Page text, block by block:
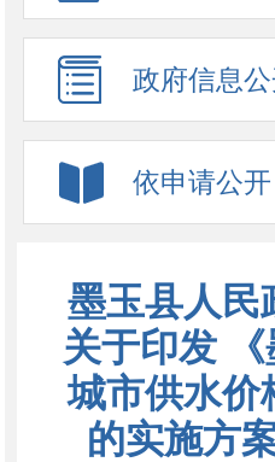
政府信息
依申请公开
墨玉县人民
关于印发
城市供水价
的实施方